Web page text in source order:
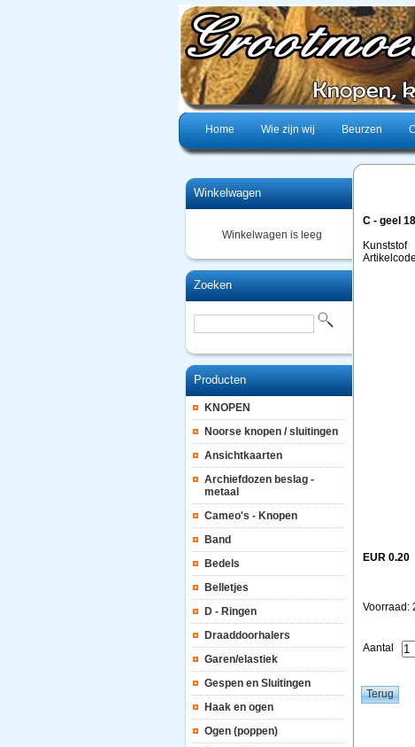
Home Wie zijn wij Beurzen
Winkelwagen
Winkelwagen is leeg
Zoeken
Producten
KNOPEN
Noorse knopen / sluitingen
Ansichtkaarten
Archiefdozen beslag -
metaal
Cameo's - Knopen
Band
Bedels
Belletjes
D - Ringen
Draaddoorhalers
Garen/elastiek
Gespen en Sluitingen
Haak en ogen
Ogen (poppen)
C - geel
Kunststof
EUR 0.20
Voorraad:
Aantal